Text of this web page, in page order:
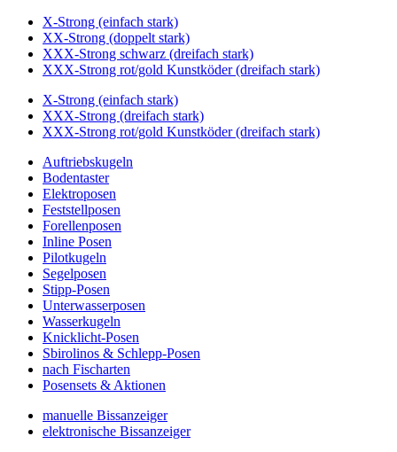
X-Strong (einfach stark)
XX-Strong (doppelt stark)
XXX-Strong schwarz (dreifach stark)
XXX-Strong rot/gold Kunstköder (dreifach stark)
X-Strong (einfach stark)
XXX-Strong (dreifach stark)
XXX-Strong rot/gold Kunstköder (dreifach stark)
Auftriebskugeln
Bodentaster
Elektroposen
Feststellposen
Forellenposen
Inline Posen
Pilotkugeln
Segelposen
Stipp-Posen
Unterwasserposen
Wasserkugeln
Knicklicht-Posen
Sbirolinos & Schlepp-Posen
nach Fischarten
Posensets & Aktionen
manuelle Bissanzeiger
elektronische Bissanzeiger